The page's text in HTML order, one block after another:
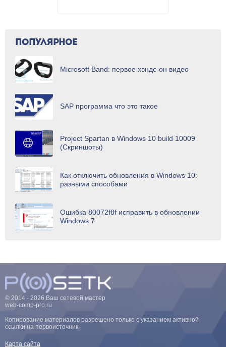
ПОПУЛЯРНОЕ
Microsoft Band: первое хэндс-он видео
SAP программа что это такое
Project Spartan в Windows 10 build 10009
(Скриншоты)
Как отключить обновления в Windows 10:
разными способами
Ошибка 80072f8f исправить в обновлении
Windows 7
© 2014 - 2026 Ваш сетевой мастер
web-comp-pro.ru
Копирование материалов разрешено только с указанием активной
ссылки на первоисточник.
Карта сайта